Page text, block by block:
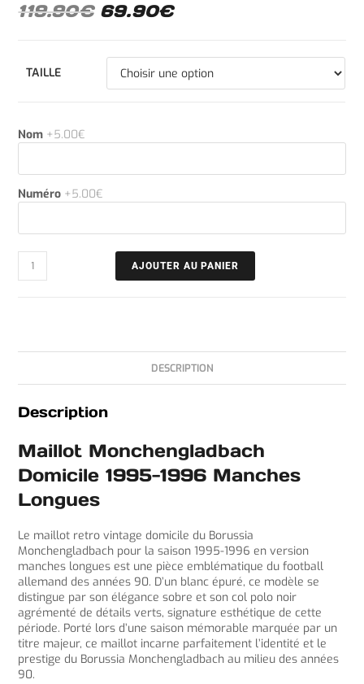
119.90€ 69.90€
TAILLE
Nom +5.00€
Numéro +5.00€
AJOUTER AU PANIER
DESCRIPTION
Description
Maillot Monchengladbach
Domicile 1995-1996 Manches
Longues
Le maillot retro vintage domicile du Borussia
Monchengladbach pour la saison 1995-1996 en version
manches longues est une pièce emblématique du football
allemand des années 90. D’un blanc épuré, ce modèle se
distingue par son élégance sobre et son col polo noir
agrémenté de détails verts, signature esthétique de cette
période. Porté lors d’une saison mémorable marquée par un
titre majeur, ce maillot incarne parfaitement l’identité et le
prestige du Borussia Monchengladbach au milieu des années
90.